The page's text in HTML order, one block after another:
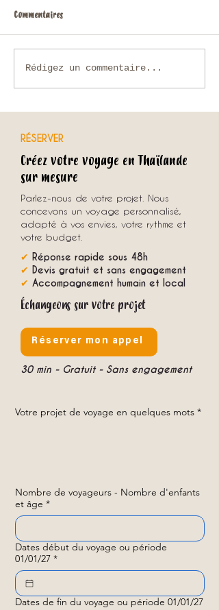
Que faire en Thaïlande en
Commentaires
Rédigez un commentaire...
RÉSERVER
Créez votre voyage en Thaïlande
sur mesure
Parlez-nous de votre projet. Nous
concevons un voyage personnalisé,
adapté à vos envies, votre rythme et
votre budget.
✔ Réponse rapide sous 48h
✔ Devis gratuit et sans engagement
✔ Accompagnement humain et local
Échangeons sur votre projet
Réserver mon appel
30 min - Gratuit - Sans engagement
Votre projet de voyage en quelques mots *
Nombre de voyageurs - Nombre d'enfants
et âge *
Dates début du voyage ou période
01/01/27 *
Dates de fin du voyage ou période 01/01/27